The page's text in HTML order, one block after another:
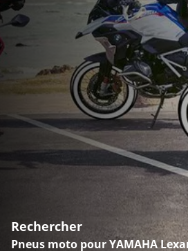
Rechercher
Pneus moto pour YAMAHA